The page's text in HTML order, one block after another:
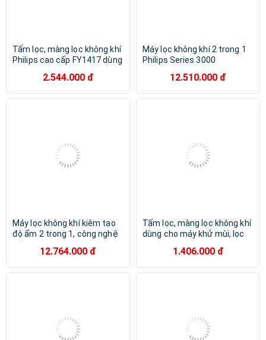
Tấm lọc, màng lọc không khí
Philips cao cấp FY1417 dùng
AC1214, AC1216 - Hàng
chính hãng
2.544.000 đ
Máy lọc không khí 2 trong 1
Philips Series 3000
tạo độ ẩm- hàng nhập khẩu
12.510.000 đ
Máy lọc không khí kiêm tạo
độ ẩm 2 trong 1, công nghệ
Series 3400. Thương hiệu
Hà Lan cao cấp Philips -
12.764.000 đ
Tấm lọc, màng lọc không khí
dùng cho máy khử mùi, lọc
Hàng chính hãng
1.406.000 đ